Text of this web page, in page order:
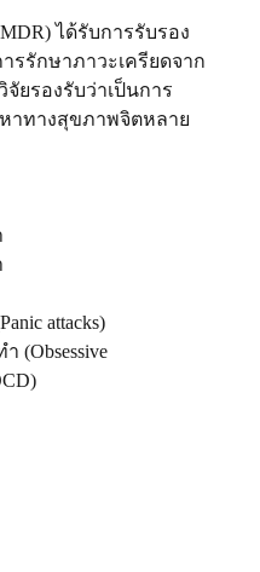
ได้รับการรับรอง
รรักษาภาวะเครียดจาก
ยรองรับว่าเป็นการ
าทางสุขภาพจิตหลาย
attacks)
(Obsessive